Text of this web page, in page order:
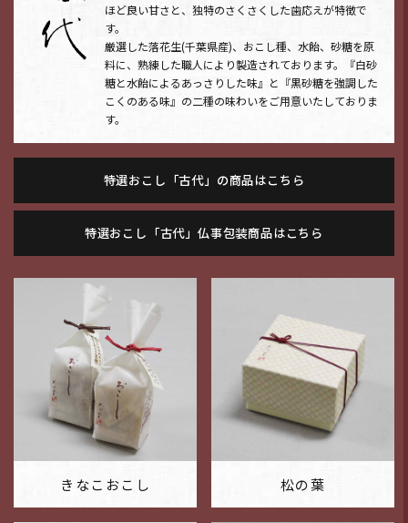
ほど良い甘さと、独特のさくさくした歯応えが特徴で
す。
厳選した落花生(千葉県産)、おこし種、水飴、砂糖を原
料に、熟練した職人により製造されております。『白砂
糖と水飴によるあっさりした味』と『黒砂糖を強調した
こくのある味』の二種の味わいをご用意いたしておりま
す。
特選おこし「古代」の商品はこちら
特選おこし「古代」仏事包装商品はこちら
きなこおこし 松の葉